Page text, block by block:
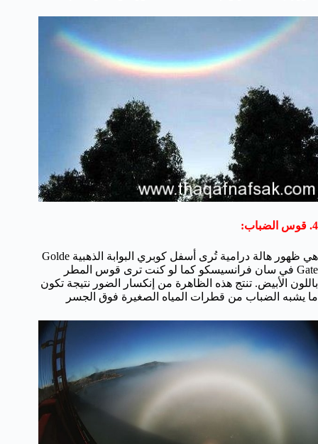
4. قوس الضباب:
هي ظهور هالة درامية تُرى أسفل كوبري البوابة الذهبية Golde
Gate في سان فرانسيسكو كما لو كنت ترى قوس المطر
باللون الأبيض. تنتج هذه الظاهرة من إنكسار الضور نتيجة تكون
ما يشبه الضباب من قطرات المياه الصغيرة فوق الجسر